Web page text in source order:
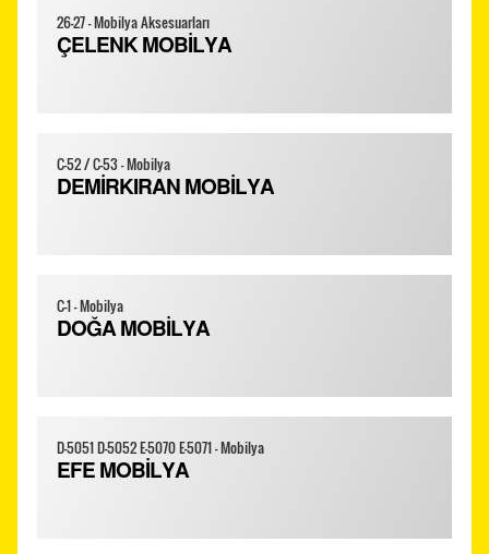
26-27 - Mobilya Aksesuarları
ÇELENK MOBİLYA
C-52 / C-53 - Mobilya
DEMİRKIRAN MOBİLYA
C-1 - Mobilya
DOĞA MOBİLYA
D-5051 D-5052 E-5070 E-5071 - Mobilya
EFE MOBİLYA